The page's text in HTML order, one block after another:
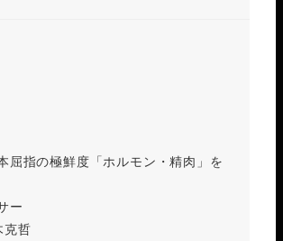
屈指の極鮮度「ホルモン・精肉」を
ー
克哲